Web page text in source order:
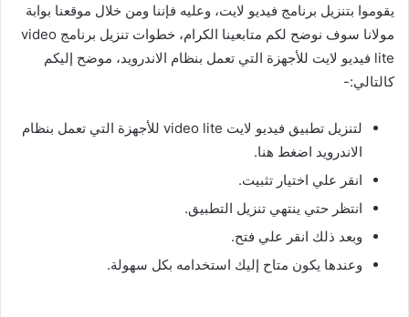
يقوموا بتنزيل برنامج فيديو لايت، وعليه فإننا ومن خلال موقعنا بوابة
مولانا سوف نوضح لكم متابعينا الكرام، خطوات تنزيل برنامج video
lite فيديو لايت للأجهزة التي تعمل بنظام الاندرويد، موضح إليكم
كالتالي:-
لتنزيل تطبيق فيديو لايت video lite للأجهزة التي تعمل بنظام
الاندرويد اضغط هنا.
انقر علي اختيار تثبيت.
انتظر حتي ينتهي تنزيل التطبيق.
وبعد ذلك انقر علي فتح.
وعندها يكون متاح إليك استخدامه بكل سهولة.